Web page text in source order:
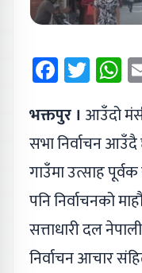
भक्तपुर । आउँदो
सभा निर्वाचन आउँदै
गाउँमा उत्साह
पनि निर्वाचनको
सत्ताधारी दल
निर्वाचन आचार